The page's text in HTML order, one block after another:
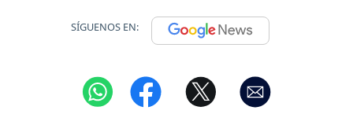
SÍGUENOS EN: